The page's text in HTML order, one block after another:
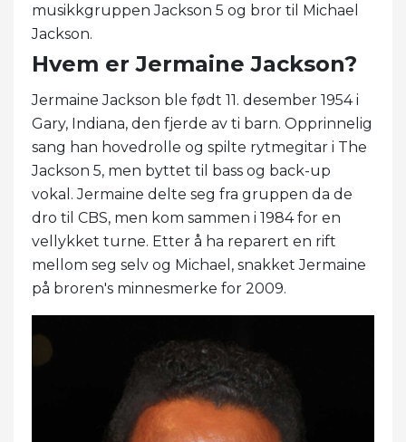
musikkgruppen Jackson 5 og bror til Michael
Jackson.
Hvem er Jermaine Jackson?
Jermaine Jackson ble født 11. desember 1954 i
Gary, Indiana, den fjerde av ti barn. Opprinnelig
sang han hovedrolle og spilte rytmegitar i The
Jackson 5, men byttet til bass og back-up
vokal. Jermaine delte seg fra gruppen da de
dro til CBS, men kom sammen i 1984 for en
vellykket turne. Etter å ha reparert en rift
mellom seg selv og Michael, snakket Jermaine
på broren's minnesmerke for 2009.